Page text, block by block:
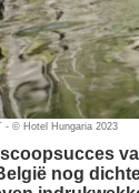
- © Hotel Hungaria 2023
nog